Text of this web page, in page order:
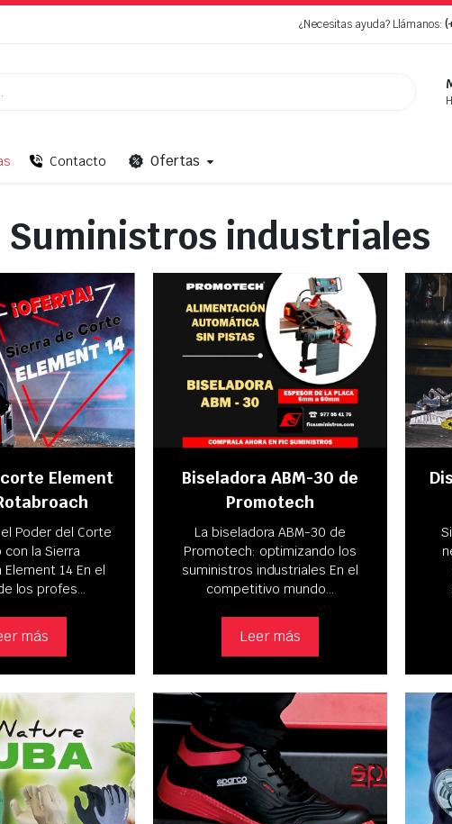
¿Necesitas ayuda? Llámanos:
Contacto Ofertas
Suministros industriales
Element
Poder del Corte
con la Sierra
14 En el
los profes…
más
Biseladora ABM-30 de
Promotech
La biseladora ABM-30 de
Promotech: optimizando los
suministros industriales En el
competitivo mundo…
Leer más